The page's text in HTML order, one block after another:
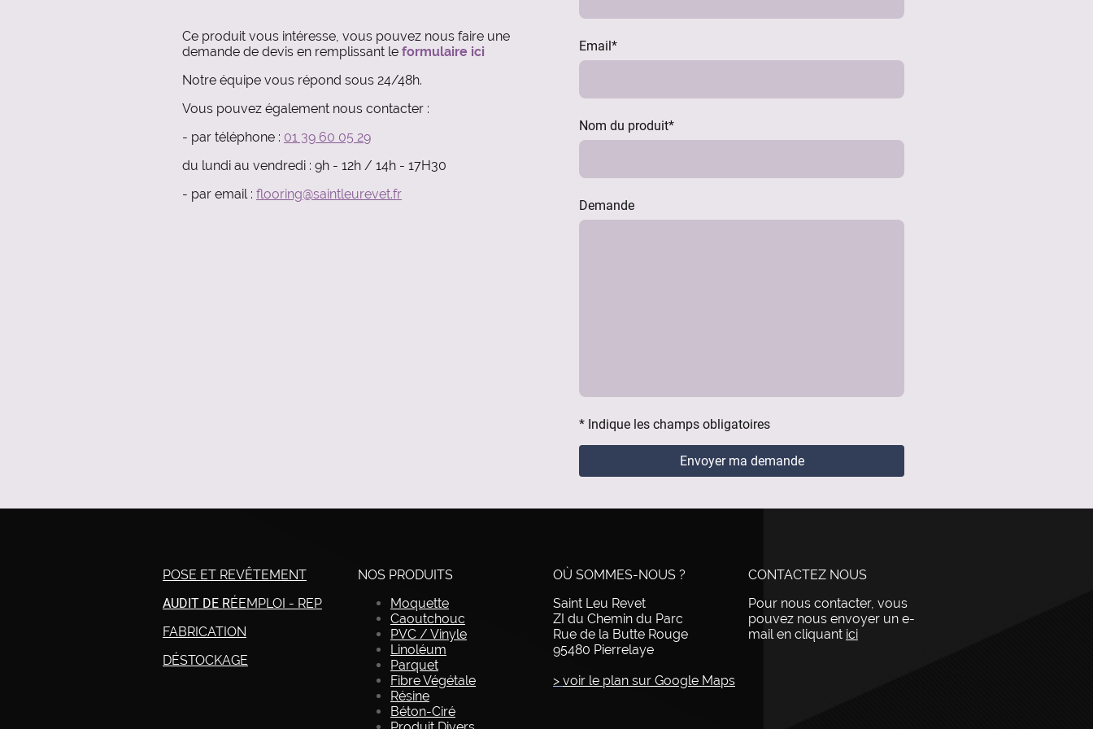
Ce produit vous intéresse, vous pouvez nous faire une
demande de devis en remplissant le formulaire ici
Notre équipe vous répond sous 24/48h.
Vous pouvez également nous contacter :
- par téléphone : 01 39 60 05 29
du lundi au vendredi : 9h - 12h / 14h - 17H30
- par email : flooring@saintleurevet.fr
Email*
Nom du produit*
Demande
* Indique les champs obligatoires
Envoyer ma demande
POSE ET REVÊTEMENT
AUDIT DE RÉEMPLOI - REP
FABRICATION
DÉSTOCKAGE
NOS PRODUITS
Moquette
Caoutchouc
PVC / Vinyle
Linoléum
Parquet
Fibre Végétale
Résine
Béton-Ciré
OÙ SOMMES-NOUS ?
Saint Leu Revet
ZI du Chemin du Parc
Rue de la Butte Rouge
95480 Pierrelaye
> voir le plan sur Google Maps
CONTACTEZ NOUS
Pour nous contacter, vous
pouvez nous envoyer un e-
mail en cliquant ici